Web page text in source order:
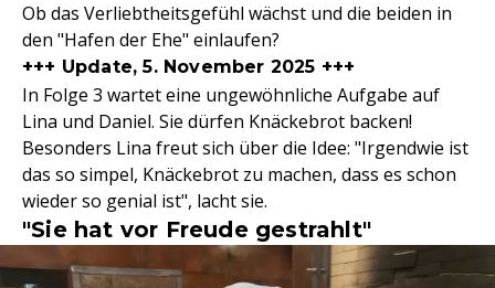
Ob das Verliebtheitsgefühl wächst und die beiden in
den "Hafen der Ehe" einlaufen?
+++ Update, 5. November 2025 +++
In Folge 3 wartet eine ungewöhnliche Aufgabe auf
Lina und Daniel. Sie dürfen Knäckebrot backen!
Besonders Lina freut sich über die Idee: "Irgendwie ist
das so simpel, Knäckebrot zu machen, dass es schon
wieder so genial ist", lacht sie.
"Sie hat vor Freude gestrahlt"